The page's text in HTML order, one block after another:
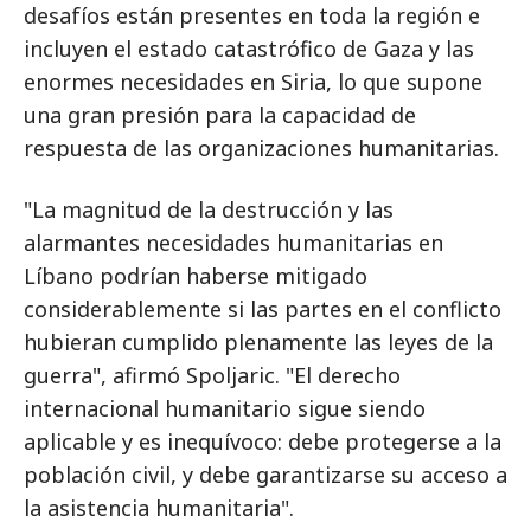
desafíos están presentes en toda la región e
incluyen el estado catastrófico de Gaza y las
enormes necesidades en Siria, lo que supone
una gran presión para la capacidad de
respuesta de las organizaciones humanitarias.
"La magnitud de la destrucción y las
alarmantes necesidades humanitarias en
Líbano podrían haberse mitigado
considerablemente si las partes en el conflicto
hubieran cumplido plenamente las leyes de la
guerra", afirmó Spoljaric. "El derecho
internacional humanitario sigue siendo
aplicable y es inequívoco: debe protegerse a la
población civil, y debe garantizarse su acceso a
la asistencia humanitaria".